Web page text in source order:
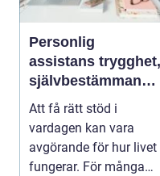
Personlig
assistans trygghet,
självbestämmande
och vardag på
egna villkor
Att få rätt stöd i
vardagen kan vara
avgörande för hur livet
fungerar. För många